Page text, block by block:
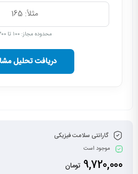
محدوده مجاز: ۱۰۰ تا ۳۰۰
دریافت تحلیل
گارانتی سلامت فیزیکی
موجود است
9,720,000 تومان